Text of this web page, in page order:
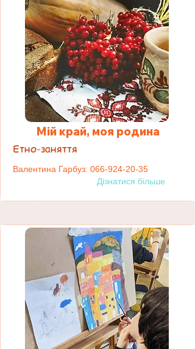
Мій край, моя родина
Етно-заняття
Валентина Гарбуз: 066-924-20-35
Дізнатися більше